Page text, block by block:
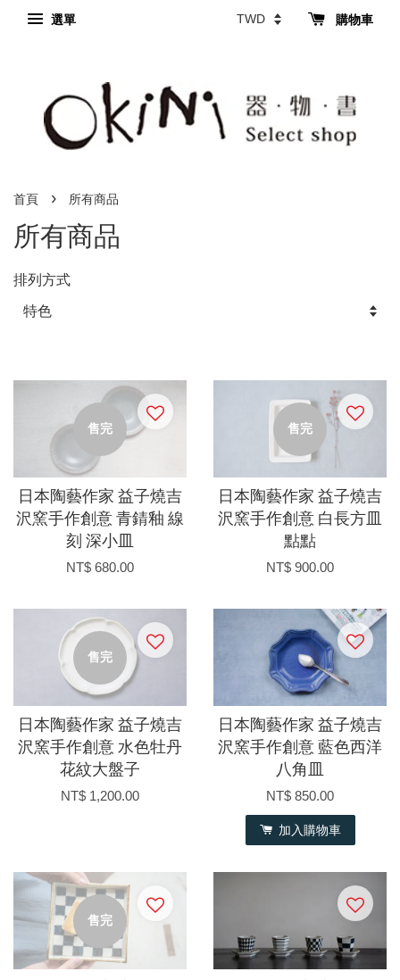
選單 購物車
首頁 › 所有商品
所有商品
排列方式
售完
日本陶藝作家 益子燒吉
沢窯手作創意 青錆釉 線
刻 深小皿
NT$ 680.00
售完
日本陶藝作家 益子燒吉
沢窯手作創意 白長方皿
點點
NT$ 900.00
售完
日本陶藝作家 益子燒吉
沢窯手作創意 水色牡丹
花紋大盤子
NT$ 1,200.00
日本陶藝作家 益子燒吉
沢窯手作創意 藍色西洋
八角皿
NT$ 850.00
加入購物車
售完